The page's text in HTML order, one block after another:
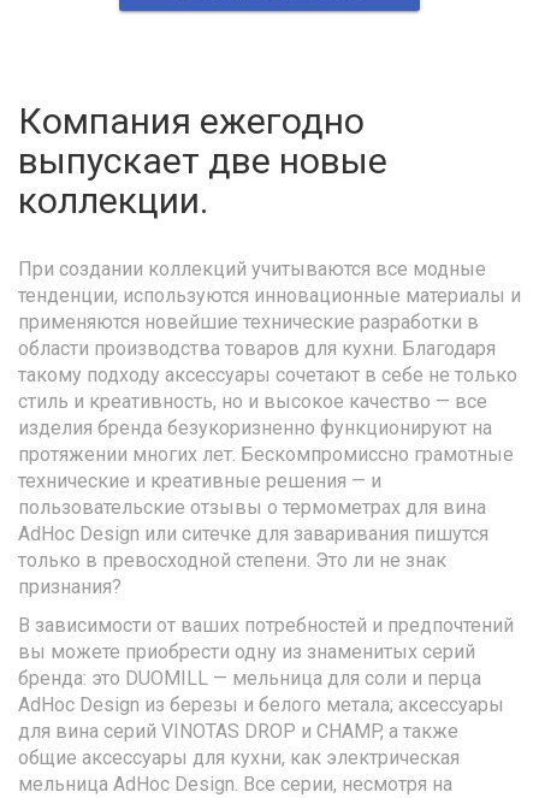
Компания ежегодно
выпускает две новые
коллекции.
При создании коллекций учитываются все модные
тенденции, используются инновационные материалы и
применяются новейшие технические разработки в
области производства товаров для кухни. Благодаря
такому подходу аксессуары сочетают в себе не только
стиль и креативность, но и высокое качество — все
изделия бренда безукоризненно функционируют на
протяжении многих лет. Бескомпромиссно грамотные
технические и креативные решения — и
пользовательские отзывы о термометрах для вина
AdHoc Design или ситечке для заваривания пишутся
только в превосходной степени. Это ли не знак
признания?
В зависимости от ваших потребностей и предпочтений
вы можете приобрести одну из знаменитых серий
бренда: это DUOMILL — мельница для соли и перца
AdHoc Design из березы и белого метала; аксессуары
для вина серий VINOTAS DROP и CHAMP, а также
общие аксессуары для кухни, как электрическая
мельница AdHoc Design. Все серии, несмотря на